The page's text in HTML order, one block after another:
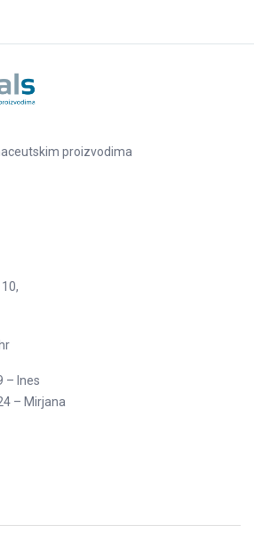
proizvodima
– Ines
– Mirjana